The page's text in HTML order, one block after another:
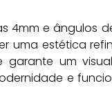
4mm e ângulos
uma estética
garante um
e